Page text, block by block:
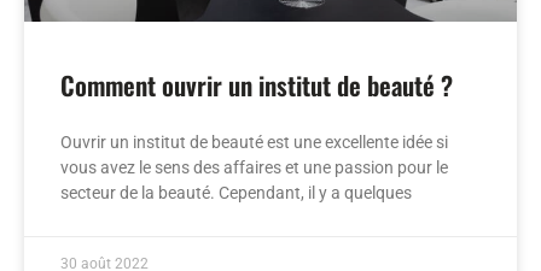
Comment ouvrir un institut de beauté ?
Ouvrir un institut de beauté est une excellente idée si
vous avez le sens des affaires et une passion pour le
secteur de la beauté. Cependant, il y a quelques
30 août 2022